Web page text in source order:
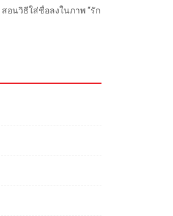
สอนวิธีใส่ชื่อลงในภาพ “รัก